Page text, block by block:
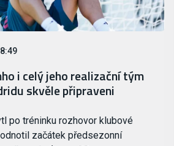
i celý jeho realizační tým
skvěle připraveni
po tréninku rozhovor klubové
začátek předsezonní